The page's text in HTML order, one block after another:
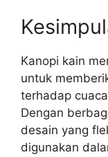
Kanopi kain
untuk
terhadap
Dengan
desain yang
digunakan